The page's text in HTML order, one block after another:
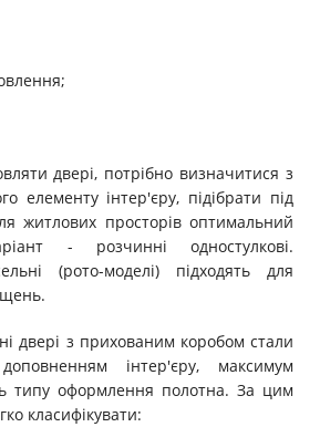
двері, потрібно визначитися з
елементу інтер'єру, підібрати під
житлових просторів оптимальний
- розчинні одностулкові.
(рото-моделі) підходять для
двері з прихованим коробом стали
інтер'єру, максимум
типу оформлення полотна. За цим
класифікувати: